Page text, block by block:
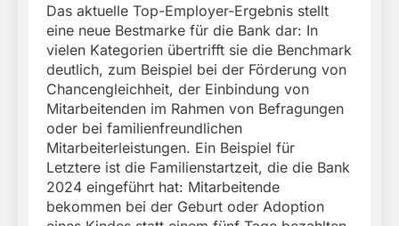
Das aktuelle Top-Employer-Ergebnis stellt
eine neue Bestmarke für die Bank dar: In
vielen Kategorien übertrifft sie die Benchmark
deutlich, zum Beispiel bei der Förderung von
Chancengleichheit, der Einbindung von
Mitarbeitenden im Rahmen von Befragungen
oder bei familienfreundlichen
Mitarbeiterleistungen. Ein Beispiel für
Letztere ist die Familienstartzeit, die die Bank
2024 eingeführt hat: Mitarbeitende
bekommen bei der Geburt oder Adoption